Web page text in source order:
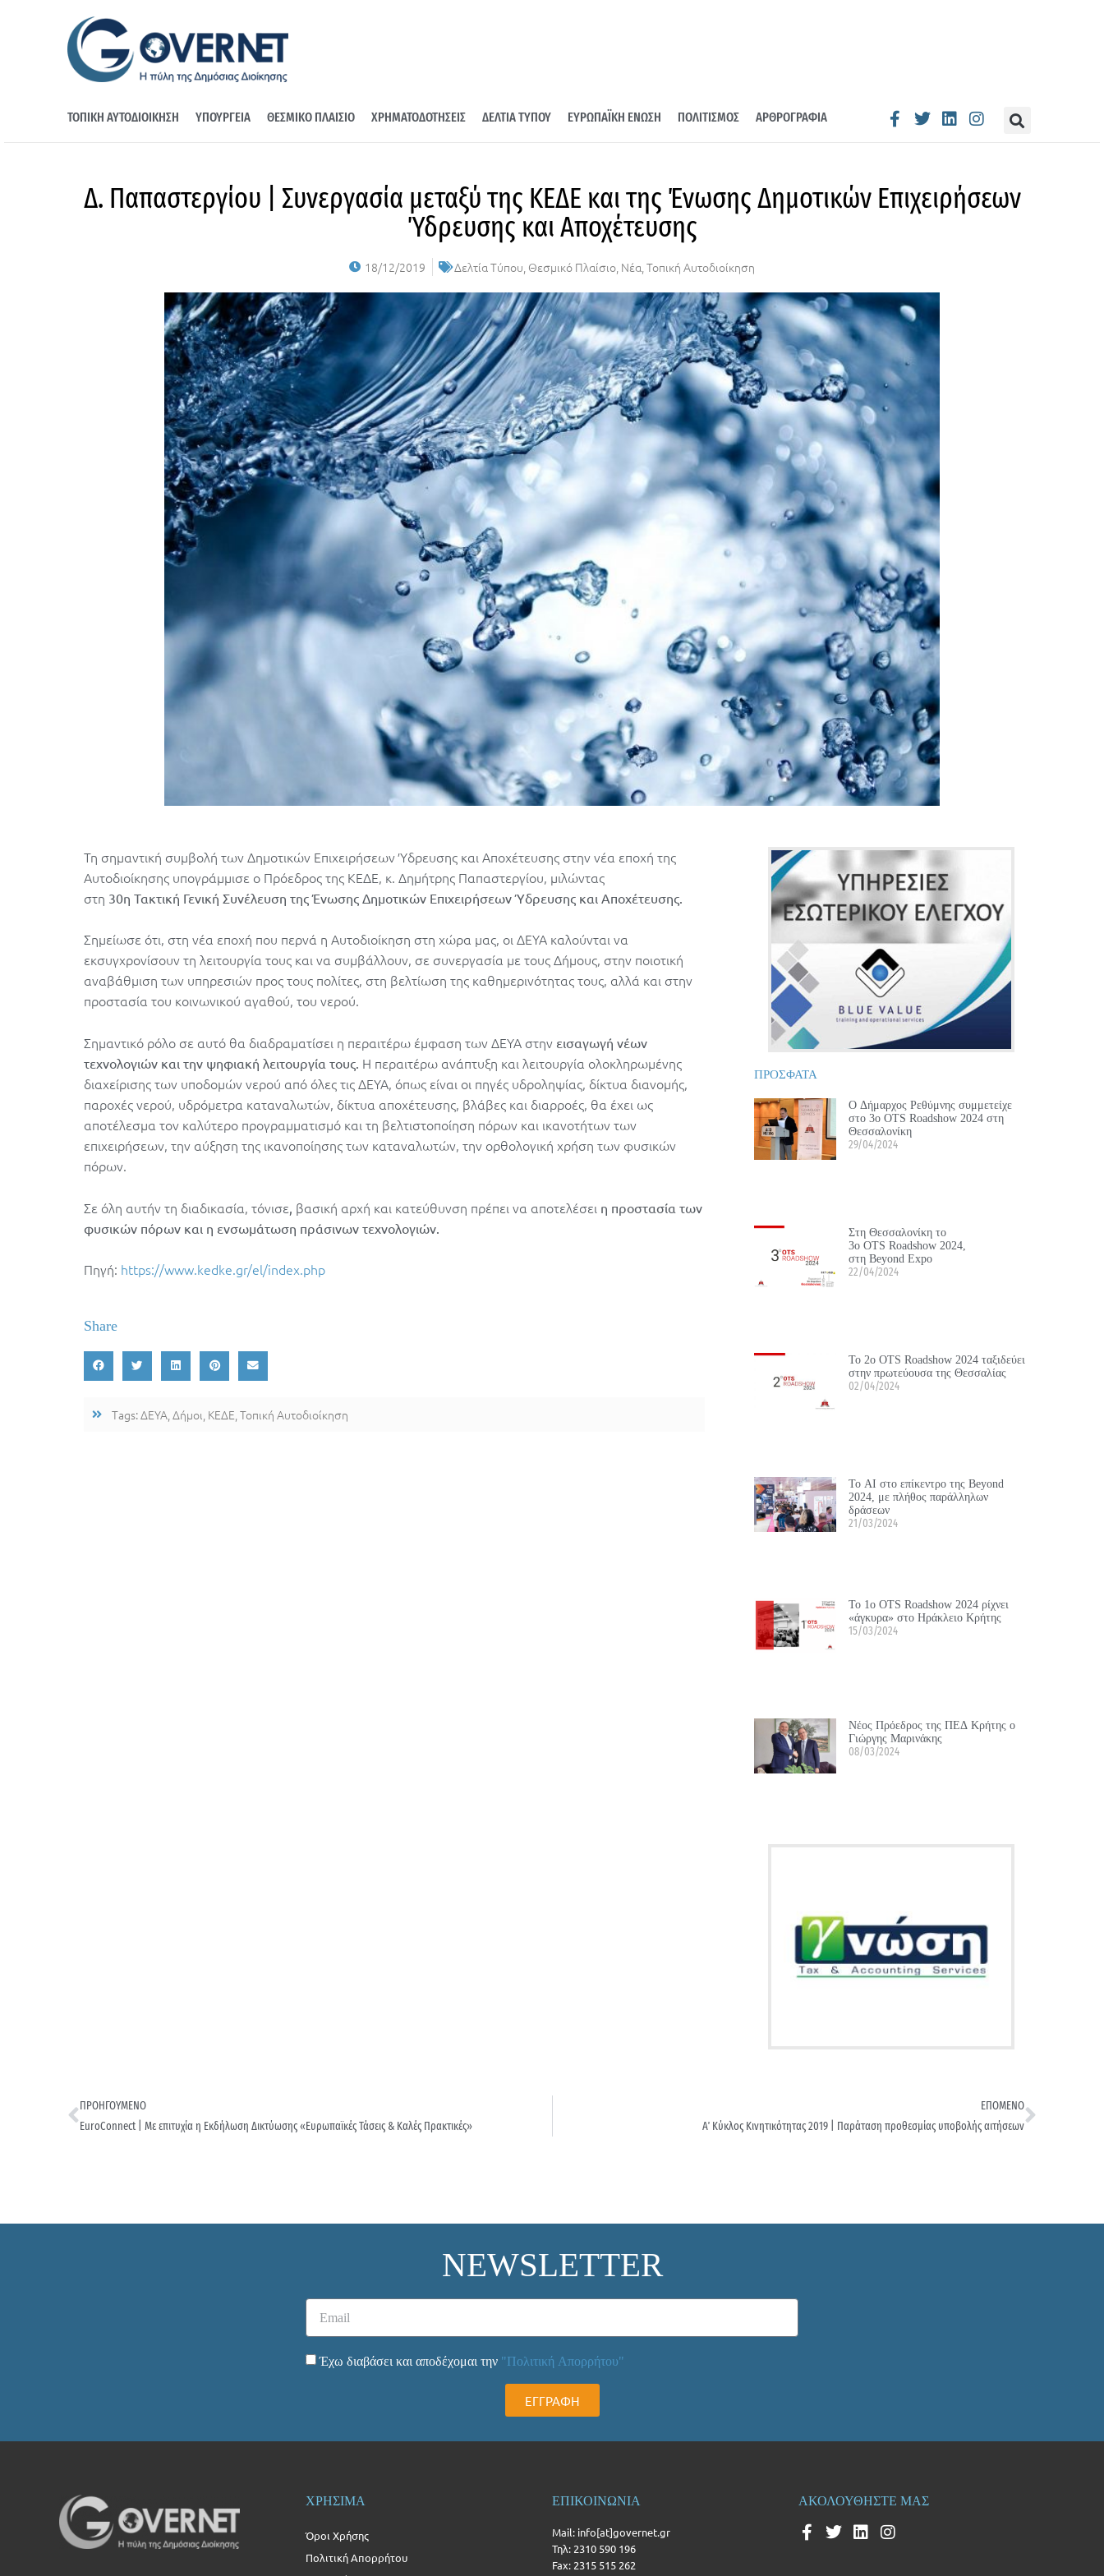
ΤΟΠΙΚΗ ΑΥΤΟΔΙΟΙΚΗΣΗ ΥΠΟΥΡΓΕΙΑ ΘΕΣΜΙΚΟ ΠΛΑΙΣΙΟ ΧΡΗΜΑΤΟΔΟΤΗΣΕΙΣ ΔΕΛΤΙΑ ΤΥΠΟΥ ΕΥΡΩΠΑΪΚΗ ΕΝΩΣΗ ΠΟΛΙΤΙΣΜΟΣ ΑΡΘΡΟΓΡΑΦΙΑ
Δ. Παπαστεργίου | Συνεργασία μεταξύ της ΚΕΔΕ και της Ένωσης Δημοτικών Επιχειρήσεων
Ύδρευσης και Αποχέτευσης
18/12/2019 Δελτία Τύπου, Θεσμικό Πλαίσιο, Νέα,Τοπική Αυτοδιοίκηση
Τη σημαντική συμβολή των Δημοτικών Επιχειρήσεων Ύδρευσης και Αποχέτευσης στην νέα εποχή της
Αυτοδιοίκησης υπογράμμισε ο Πρόεδρος της ΚΕΔΕ, κ. Δημήτρης Παπαστεργίου, μιλώντας
στη 30η Τακτική Γενική Συνέλευση της Ένωσης Δημοτικών Επιχειρήσεων Ύδρευσης και Αποχέτευσης.
Σημείωσε ότι, στη νέα εποχή που περνά η Αυτοδιοίκηση στη χώρα μας, οι ΔΕΥΑ καλούνται να
εκσυγχρονίσουν τη λειτουργία τους και να συμβάλλουν, σε συνεργασία με τους Δήμους, στην ποιοτική
αναβάθμιση των υπηρεσιών προς τους πολίτες, στη βελτίωση της καθημερινότητας τους, αλλά και στην
προστασία του κοινωνικού αγαθού, του νερού.
Σημαντικό ρόλο σε αυτό θα διαδραματίσει η περαιτέρω έμφαση των ΔΕΥΑ στην εισαγωγή νέων
τεχνολογιών και την ψηφιακή λειτουργία τους. Η περαιτέρω ανάπτυξη και λειτουργία ολοκληρωμένης
διαχείρισης των υποδομών νερού από όλες τις ΔΕΥΑ, όπως είναι οι πηγές υδροληψίας, δίκτυα διανομής,
παροχές νερού, υδρόμετρα καταναλωτών, δίκτυα αποχέτευσης, βλάβες και διαρροές, θα έχει ως
αποτέλεσμα τον καλύτερο προγραμματισμό και τη βελτιστοποίηση πόρων και ικανοτήτων των
επιχειρήσεων, την αύξηση της ικανοποίησης των καταναλωτών, την ορθολογική χρήση των φυσικών
πόρων.
Σε όλη αυτήν τη διαδικασία, τόνισε βασική αρχή και κατεύθυνση πρέπει να αποτελέσει η προστασία των
φυσικών πόρων και η ενσωμάτωση πράσινων τεχνολογιών.
Πηγή: https://www.kedke.gr/el/index.php
Share
Tags:ΔΕΥΑ Δήμοι ΚΕΔΕ Τοπική Αυτοδιοίκηση
ΠΡΟΣΦΑΤΑ
Ο Δήμαρχος Ρεθύμνης συμμετείχε
στο 3ο OTS Roadshow 2024 στη
Θεσσαλονίκη
29/04/2024
Στη Θεσσαλονίκη το
3ο OTS Roadshow 2024,
στη Beyond Expo
22/04/2024
Το 2ο OTS Roadshow 2024 ταξιδεύει
στην πρωτεύουσα της Θεσσαλίας
02/04/2024
Το ΑΙ στο επίκεντρο της Beyond
2024, με πλήθος παράλληλων
δράσεων
21/03/2024
Το 1ο OTS Roadshow 2024 ρίχνει
«άγκυρα» στο Ηράκλειο Κρήτης
15/03/2024
Νέος Πρόεδρος της ΠΕΔ Κρήτης ο
Γιώργης Μαρινάκης
08/03/2024
ΠΡΟΗΓΟΥΜΕΝΟ
EuroConnect | Με επιτυχία η Eκδήλωση Δικτύωσης «Ευρωπαϊκές Τάσεις & Καλές Πρακτικές»
ΕΠΟΜΕΝΟ
Α΄ Κύκλος Κινητικότητας 2019 | Παράταση προθεσμίας υποβολής αιτήσεων
NEWSLETTER
Έχω διαβάσει και αποδέχομαι την "Πολιτική Απορρήτου"
ΕΓΓΡΑΦΗ
ΧΡΗΣΙΜΑ
Όροι Χρήσης
Πολιτική Απορρήτου
ΕΠΙΚΟΙΝΩΝΙΑ
Mail: info[at]governet.gr
Τηλ: 2310 590 196
Fax: 2315 515 262
ΑΚΟΛΟΥΘΗΣΤΕ ΜΑΣ